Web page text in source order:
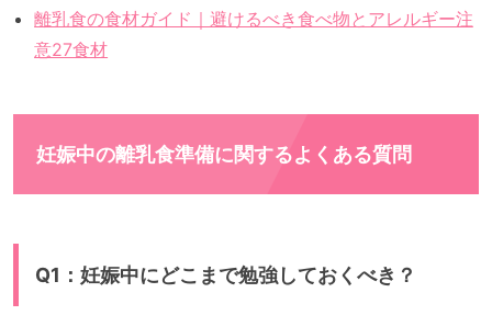
離乳食の食材ガイド｜避けるべき食べ物とアレルギー注
意27食材
妊娠中の離乳食準備に関するよくある質問
Q1：妊娠中にどこまで勉強しておくべき？